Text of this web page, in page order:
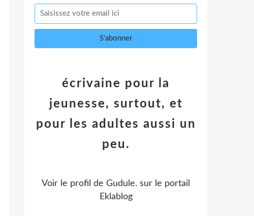
écrivaine pour la
jeunesse, surtout, et
pour les adultes aussi un
peu.
Voir le profil de Gudule. sur le portail
Eklablog